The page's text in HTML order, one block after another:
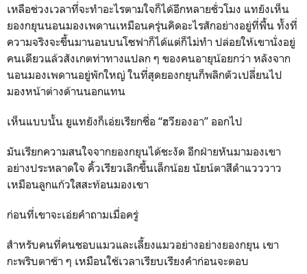
เหลือช่วงเวลาที่จะทำอะไรตามใจก็ได้อีกหลายชั่วโมง แทยังเห็น
ยองกยุนนอนมองเพดานเหมือนครุ่นคิดอะไรสักอย่างอยู่ที่พื้น ทั้งที่
ความจริงจะขึ้นมานอนบนโซฟาก็ได้แต่ก็ไม่ทำ ปล่อยให้เขานั่งอยู่
คนเดียวแล้วสังเกตท่าทางแปลก ๆ ของคนอายุน้อยกว่า หลังจาก
นอนมองเพดานอยู่พักใหญ่ ในที่สุดยองกยุนก็พลิกตัวเปลี่ยนไป
มองหน้าต่างด้านนอกแทน
เห็นแบบนั้น ยูแทยังก็เอ่ยเรียกชื่อ “ฮวียองอา” ออกไป
มันเรียกความสนใจจากยองกยุนได้ชะงัด อีกฝ่ายหันมามองเขา
อย่างประหลาดใจ คิ้วเรียวเลิกขึ้นเล็กน้อย นัยน์ตาสีดำแวววาว
เหมือนลูกแก้วใสสะท้อนมองเขา
ก่อนที่เขาจะเอ่ยคำถามเมื่อครู่
สำหรับคนที่คนชอบแมวและเลี้ยงแมวอย่างอย่างยองกยุน เขา
กะพริบตาช้า ๆ เหมือนใช้เวลาเรียบเรียงคำก่อนจะตอบ